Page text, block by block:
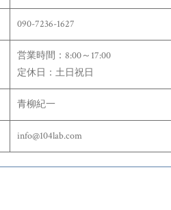
090-7236-1627
営業時間：8:00～17:00
定休日：土日祝日
青柳紀一
info@104lab.com